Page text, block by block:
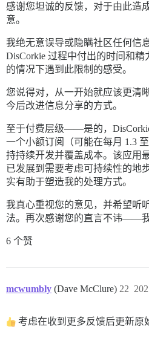
感谢您坦诚的反馈，对于由此造
意。
我绝无意误导或隐瞒社区任何信
DisCorkie 过程中付出的时间和
的情况下遇到此限制的感受。
您说得对，从一开始就应该更清
今后改进信息分享的方式。
至于付费层级——是的，
一个小额订阅（可能在每月 1.3
持持续开发并覆盖成本。该应用
已发展到需要考虑可持续性的地
实有助于塑造我的处理方式。
我真心重视您的意见，并希望听
法。再次感谢您的直言不讳——我
6 个赞
mcwumbly (Dave McClure) 22
考虑在收到更多反馈后更新原